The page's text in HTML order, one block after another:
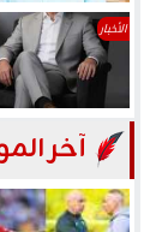
الأخبار
آخر